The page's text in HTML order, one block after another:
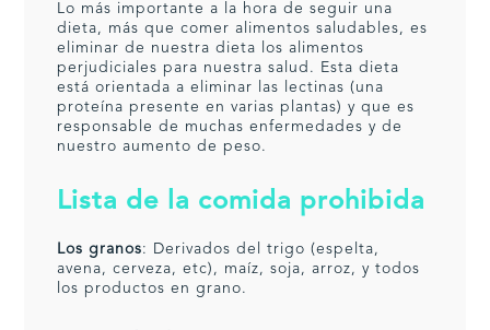
Lo más importante a la hora de seguir una
dieta, más que comer alimentos saludables, es
eliminar de nuestra dieta los alimentos
perjudiciales para nuestra salud. Esta dieta
está orientada a eliminar las lectinas (una
proteína presente en varias plantas) y que es
responsable de muchas enfermedades y de
nuestro aumento de peso.
Lista de la comida prohibida
Los granos: Derivados del trigo (espelta,
avena, cerveza, etc), maíz, soja, arroz, y todos
los productos en grano.